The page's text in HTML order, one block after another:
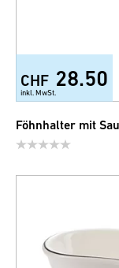
CHF 28.50
inkl. MwSt.
Föhnhalter mit